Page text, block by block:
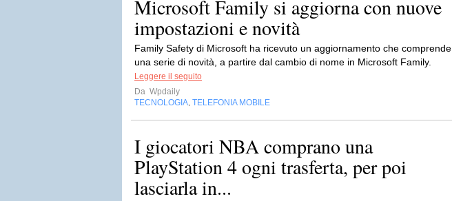
Microsoft Family si aggiorna con nuove
impostazioni e novità
Family Safety di Microsoft ha ricevuto un aggiornamento che comprende
una serie di novità, a partire dal cambio di nome in Microsoft Family.
Leggere il seguito
Da Wpdaily
TECNOLOGIA TELEFONIA MOBILE
I giocatori NBA comprano una
PlayStation 4 ogni trasferta, per poi
lasciarla in...